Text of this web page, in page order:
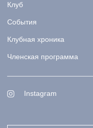
Клуб
События
Клубная хроника
Членская программа
Instagram